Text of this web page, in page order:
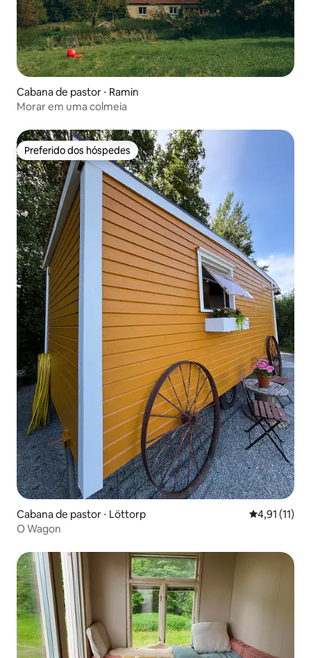
Cabana de pastor ⋅ Ramin
Morar em uma colmeia
Preferido dos hóspedes
Preferido dos hóspedes
Cabana de pastor ⋅ Löttorp 4,91 de uma
4,91 (11)
O Wagon